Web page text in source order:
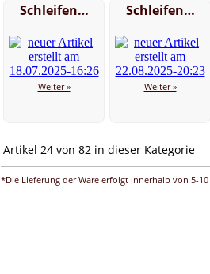
Schleifen…
Weiter »
Schleifen…
Weiter »
Artikel 24 von 82 in dieser Kategorie
*Die Lieferung der Ware erfolgt innerhalb von 5-